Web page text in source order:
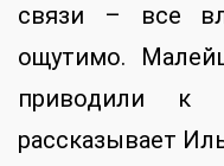
связи – все
ощутимо.
приводили к
рассказывает